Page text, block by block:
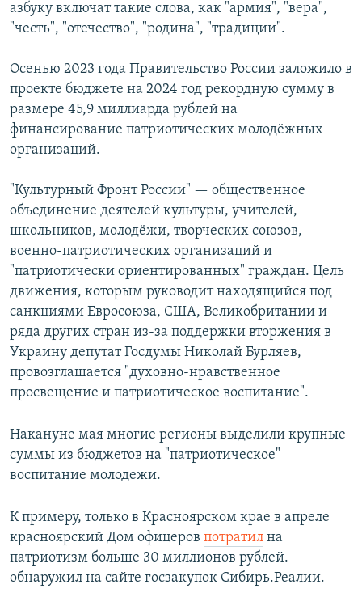
азбуку включат такие слова, как "армия", "вера",
"честь", "отечество", "родина", "традиции".
Осенью 2023 года Правительство России заложило в
проекте бюджете на 2024 год рекордную сумму в
размере 45,9 миллиарда рублей на
финансирование патриотических молодёжных
организаций.
"Культурный Фронт России" — общественное
объединение деятелей культуры, учителей,
школьников, молодёжи, творческих союзов,
военно-патриотических организаций и
"патриотически ориентированных" граждан. Цель
движения, которым руководит находящийся под
санкциями Евросоюза, США, Великобритании и
ряда других стран из-за поддержки вторжения в
Украину депутат Госдумы Николай Бурляев,
провозглашается "духовно-нравственное
просвещение и патриотическое воспитание".
Накануне мая многие регионы выделили крупные
суммы из бюджетов на "патриотическое"
воспитание молодежи.
К примеру, только в Красноярском крае в апреле
красноярский Дом офицеров потратил на
патриотизм больше 30 миллионов рублей.
обнаружил на сайте госзакупок Сибирь.Реалии.